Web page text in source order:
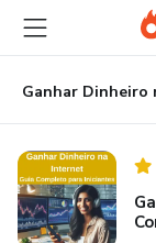
para
conteúdo
principal
para
pagamento
para
rodapé